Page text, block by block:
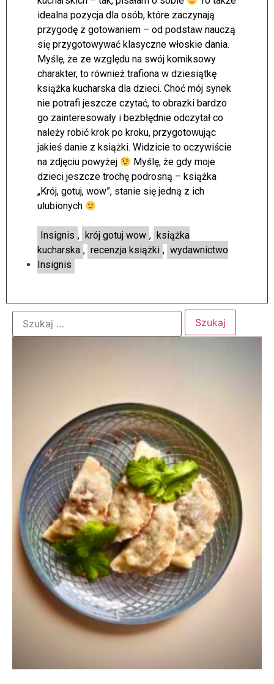
idealna pozycja dla osób, które zaczynają
przygodę z gotowaniem – od podstaw nauczą
się przygotowywać klasyczne włoskie dania.
Myślę, że ze względu na swój komiksowy
charakter, to również trafiona w dziesiątkę
książka kucharska dla dzieci. Choć mój synek
nie potrafi jeszcze czytać, to obrazki bardzo
go zainteresowały i bezbłędnie odczytał co
należy robić krok po kroku, przygotowując
jakieś danie z książki. Widzicie to oczywiście
na zdjęciu powyżej
Myślę, że gdy moje
dzieci jeszcze trochę podrosną – książka
„Krój, gotuj, wow”, stanie się jedną z ich
ulubionych
Insignis , krój gotuj wow , książka
kucharska , recenzja książki , wydawnictwo
Insignis